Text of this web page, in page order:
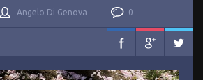
Angelo Di Genova 0